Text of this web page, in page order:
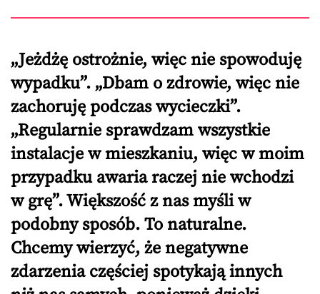
„Jeżdżę ostrożnie, więc nie spowoduję
wypadku”. „Dbam o zdrowie, więc nie
zachoruję podczas wycieczki”.
„Regularnie sprawdzam wszystkie
instalacje w mieszkaniu, więc w moim
przypadku awaria raczej nie wchodzi
w grę”. Większość z nas myśli w
podobny sposób. To naturalne.
Chcemy wierzyć, że negatywne
zdarzenia częściej spotykają innych